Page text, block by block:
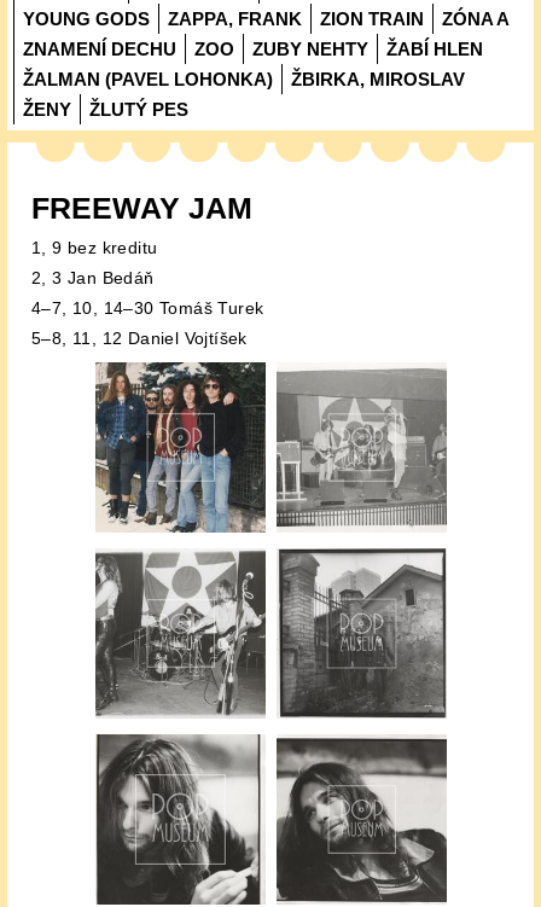
YOUNG GODS
ZAPPA, FRANK ZION TRAIN
ZÓNA A
ZNAMENÍ DECHU
ZOO ZUBY NEHTY
ŽABÍ HLEN
ŽALMAN (PAVEL LOHONKA)
ŽBIRKA, MIROSLAV
ŽENY
ŽLUTÝ PES
FREEWAY JAM
1, 9 bez kreditu
2, 3 Jan Bedáň
4–7, 10, 14–30 Tomáš Turek
5–8, 11, 12 Daniel Vojtíšek